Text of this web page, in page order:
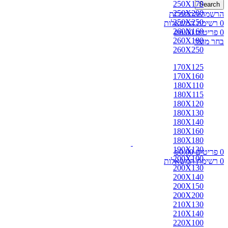
Search
הרשמה/התחברות
0 רשימת המשאלות
0 פריטים ₪0.00
בחר מוצר
0 פריטים ₪0.00
0 רשימת המשאלות
250X170
250X200
250X250
260X160
260X180
260X250
170X125
170X160
180X110
180X115
180X120
180X130
180X140
180X160
180X180
190X130
200X100
200X130
200X140
200X150
200X200
210X130
210X140
220X100